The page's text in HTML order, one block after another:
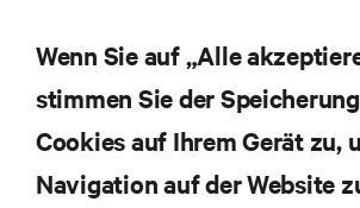
Themen der Branche, mit aktuellen
und Einblicken von Experten in
Rechenzentrums- und
JETZT ANMELDEN
Wenn Sie auf „Alle
stimmen Sie der
Cookies auf Ihrem Gerät zu,
Navigation auf der Website